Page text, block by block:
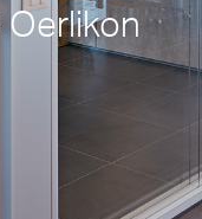
Oerlikon